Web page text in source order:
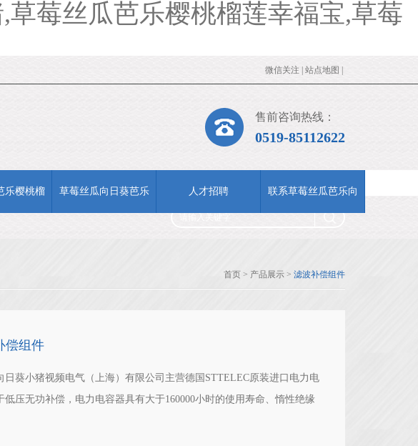
莓丝瓜芭乐樱桃榴莲幸福宝,草莓
微信关注 站点地图
售前咨询热线：
0519-85112622
乐樱桃榴 草莓丝瓜向日葵芭乐 人才招聘 联系草莓丝瓜芭乐向
首页 > 产品展示 > 滤波补偿组件
偿组件
日葵小猪视频电气（上海）有限公司主营德国STTELEC原装进口电力电
低压无功补偿，电力电容器具有大于160000小时的使用寿命、惰性绝缘
不会鼓包及，电抗器采用纯铜绕组，真空浸渍工艺，内置温敏草莓丝瓜